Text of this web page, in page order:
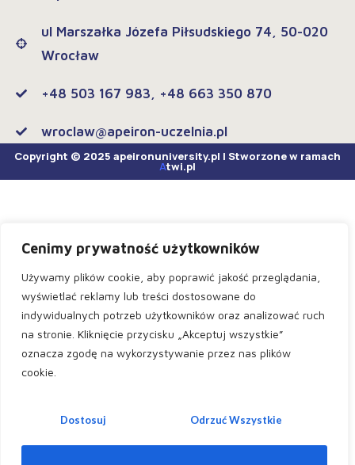
Cenimy prywatność użytkowników
Używamy plików cookie, aby poprawić jakość przeglądania,
wyświetlać reklamy lub treści dostosowane do
indywidualnych potrzeb użytkowników oraz analizować ruch
na stronie. Kliknięcie przycisku „Akceptuj wszystkie”
oznacza zgodę na wykorzystywanie przez nas plików
cookie.
Dostosuj Odrzuć Wszystkie
ul Marszałka Józefa Piłsudskiego 74, 50-020
Wrocław
+48 503 167 983, +48 663 350 870
wroclaw@apeiron-uczelnia.pl
Copyright © 2025 apeironuniversity.pl | Stworzone w ramach
Atwi.pl